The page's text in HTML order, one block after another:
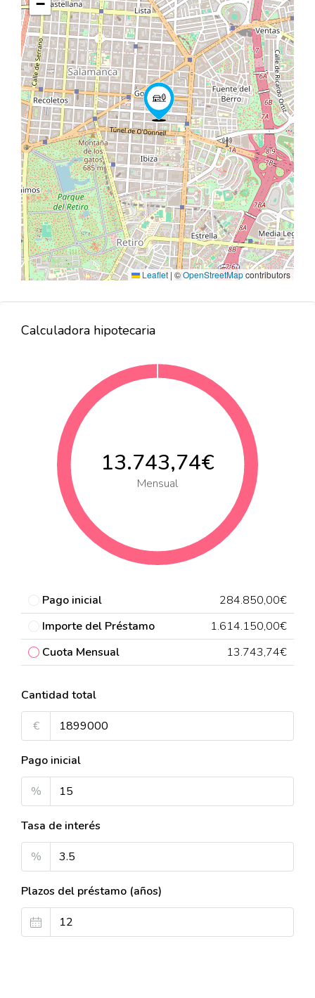
−
Leaflet | ©OpenStreetMapcontributors
Calculadora hipotecaria
13.743,74€
Mensual
Pago inicial
284.850,00€
Importe del Préstamo
1.614.150,00€
Cuota Mensual
13.743,74€
Cantidad total
€
Pago inicial
%
Tasa de interés
%
Plazos del préstamo (años)